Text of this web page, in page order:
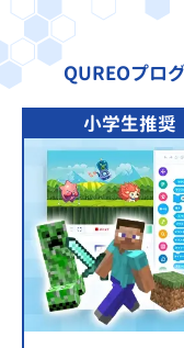
QUREOプロ
小学生推奨